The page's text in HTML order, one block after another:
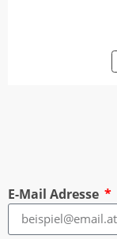
E-Mail Adresse